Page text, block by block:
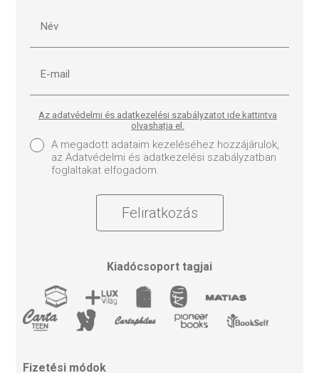
Az adatvédelmi és adatkezelési szabályzatot ide kattintva
olvashatja el.
A megadott adataim kezeléséhez hozzájárulok,
az Adatvédelmi és adatkezelési szabályzatban
foglaltakat elfogadom.
Feliratkozás
Kiadócsoport tagjai
Fizetési módok